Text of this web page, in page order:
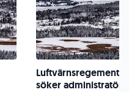
Luftvärnsregementet
söker administratör